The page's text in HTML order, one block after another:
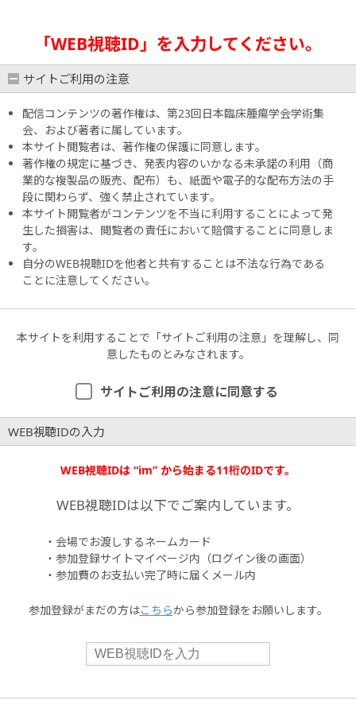
「WEB視聴ID」を入力してください。
サイトご利用の注意
配信コンテンツの著作権は、第23回日本臨床腫瘍学会学術集
会、および著者に属しています。
本サイト閲覧者は、著作権の保護に同意します。
著作権の規定に基づき、発表内容のいかなる未承諾の利用（商
業的な複製品の販売、配布）も、紙面や電子的な配布方法の手
段に関わらず、強く禁止されています。
本サイト閲覧者がコンテンツを不当に利用することによって発
生した損害は、閲覧者の責任において賠償することに同意しま
す。
自分のWEB視聴IDを他者と共有することは不法な行為である
ことに注意してください。
本サイトを利用することで「サイトご利用の注意」を理解し、同
意したものとみなされます。
サイトご利用の注意に同意する
WEB視聴IDの入力
WEB視聴IDは “im” から始まる11桁のIDです。
WEB視聴IDは以下でご案内しています。
・会場でお渡しするネームカード
・参加登録サイトマイページ内（ログイン後の画面）
・参加費のお支払い完了時に届くメール内
参加登録がまだの方はこちらから参加登録をお願いします。